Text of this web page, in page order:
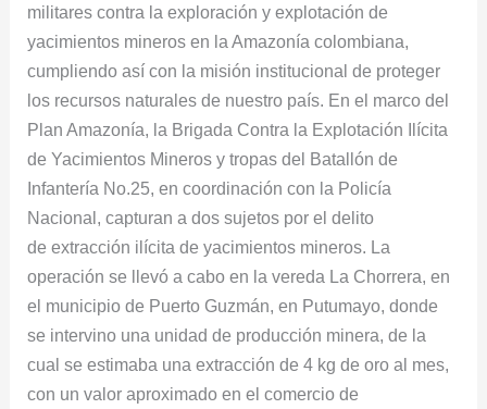
militares contra la exploración y explotación de
yacimientos mineros en la Amazonía colombiana,
cumpliendo así con la misión institucional de proteger
los recursos naturales de nuestro país. En el marco del
Plan Amazonía, la Brigada Contra la Explotación Ilícita
de Yacimientos Mineros y tropas del Batallón de
Infantería No.25, en coordinación con la Policía
Nacional, capturan a dos sujetos por el delito
de extracción ilícita de yacimientos mineros. La
operación se llevó a cabo en la vereda La Chorrera, en
el municipio de Puerto Guzmán, en Putumayo, donde
se intervino una unidad de producción minera, de la
cual se estimaba una extracción de 4 kg de oro al mes,
con un valor aproximado en el comercio de
de
yacimientos
mineros
en
Putumayo